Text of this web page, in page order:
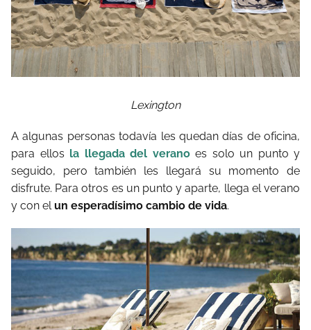
Lexington
A algunas personas todavía les quedan días de oficina,
para ellos la llegada del veranoes solo un punto y
seguido, pero también les llegará su momento de
disfrute. Para otros es un punto y aparte, llega el verano
y con elun esperadísimo cambio de vida.